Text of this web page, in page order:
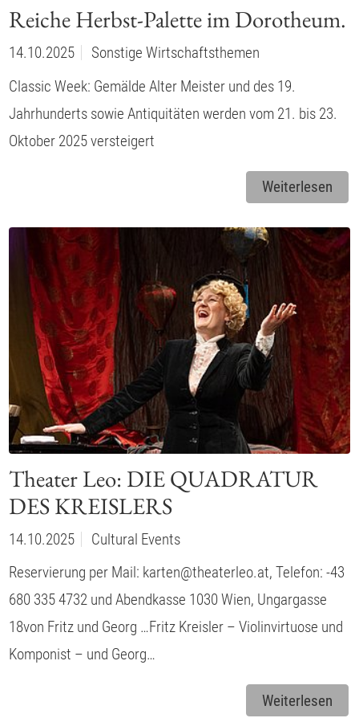
Reiche Herbst-Palette im Dorotheum.
14.10.2025
Sonstige Wirtschaftsthemen
Classic Week: Gemälde Alter Meister und des 19.
Jahrhunderts sowie Antiquitäten werden vom 21. bis 23.
Oktober 2025 versteigert
Weiterlesen
Theater Leo: DIE QUADRATUR
DES KREISLERS
14.10.2025
Cultural Events
Reservierung per Mail: karten@theaterleo.at, Telefon: -43
680 335 4732 und Abendkasse 1030 Wien, Ungargasse
18von Fritz und Georg …Fritz Kreisler – Violinvirtuose und
Komponist – und Georg…
Weiterlesen